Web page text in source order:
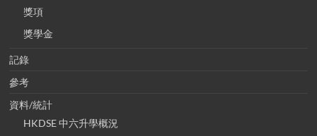
獎項
獎學金
記錄
參考
資料/統計
HKDSE 中六升學概況